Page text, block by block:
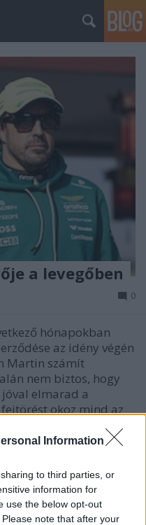
Information
to third parties, or
information for
use the below opt-out
note that after your
a levegőben
0
hónapokban
az idény végén
Martin számít
nem biztos, hogy
elmarad a
okoz mind az